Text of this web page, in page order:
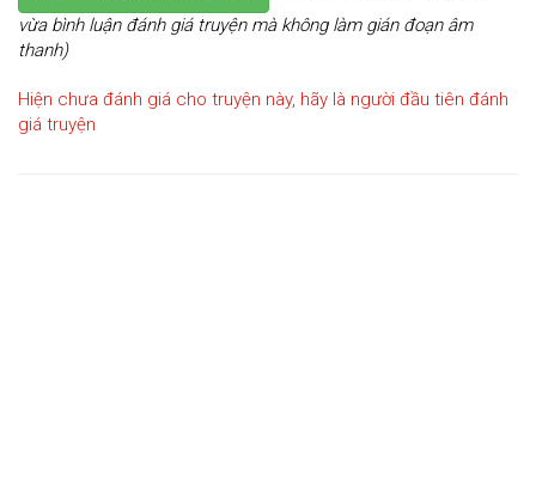
vừa bình luận đánh giá truyện mà không làm gián đoạn âm
thanh)
Hiện chưa đánh giá cho truyện này, hãy là người đầu tiên đánh
giá truyện